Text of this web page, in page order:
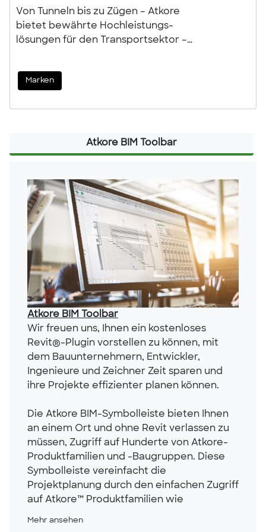
Von Tunneln bis zu Zügen – Atkore
bietet bewährte Hochleistungs­
lösungen für den Transportsektor –
langlebigen, sicherheitsorientierten
Anforderungen von Infrastruktur-
werden, unterstützt durch
fachkundige Beratung.
Marken
Atkore BIM Toolbar
Atkore BIM Toolbar
Wir freuen uns, Ihnen ein kostenloses
Revit®-Plugin vorstellen zu können, mit
dem Bauunternehmern, Entwickler,
Ingenieure und Zeichner Zeit sparen und
ihre Projekte effizienter planen können.
Die Atkore BIM-Symbolleiste bieten Ihnen
an einem Ort und ohne Revit verlassen zu
müssen, Zugriff auf Hunderte von Atkore-
Produktfamilien und -Baugruppen. Diese
Symbolleiste vereinfacht die
Projektplanung durch den einfachen Zugriff
auf Atkore™ Produktfamilien wie
Mehr ansehen